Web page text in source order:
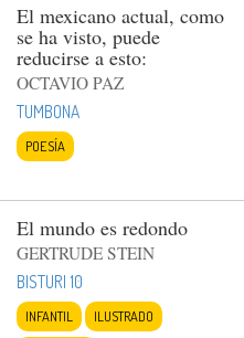
El mexicano actual, como
se ha visto, puede
reducirse a esto:
OCTAVIO PAZ
TUMBONA
POESÍA
El mundo es redondo
GERTRUDE STEIN
BISTURI 10
INFANTIL
ILUSTRADO